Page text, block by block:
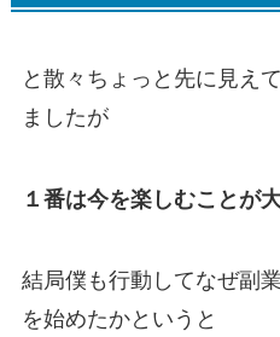
と散々ちょっと先に見え
ましたが
１番は今を楽しむことが
結局僕も行動してなぜ副
を始めたかというと